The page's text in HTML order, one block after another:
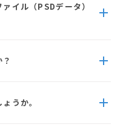
イル（PSDデータ）
うか。